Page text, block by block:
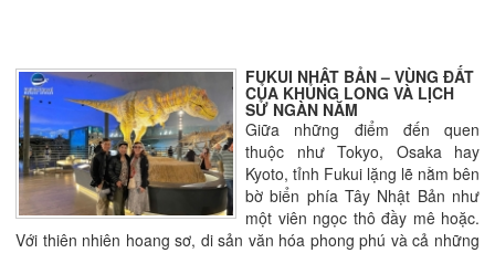
FUKUI NHẬT BẢN – VÙNG ĐẤT
CỦA KHỦNG LONG VÀ LỊCH
SỬ NGÀN NĂM
Giữa những điểm đến quen
thuộc như Tokyo, Osaka hay
Kyoto, tỉnh Fukui lặng lẽ nằm bên
bờ biển phía Tây Nhật Bản như
một viên ngọc thô đầy mê hoặc.
Với thiên nhiên hoang sơ, di sản văn hóa phong phú và cả những